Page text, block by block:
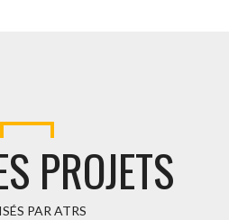
PROJETS
PAR ATRS